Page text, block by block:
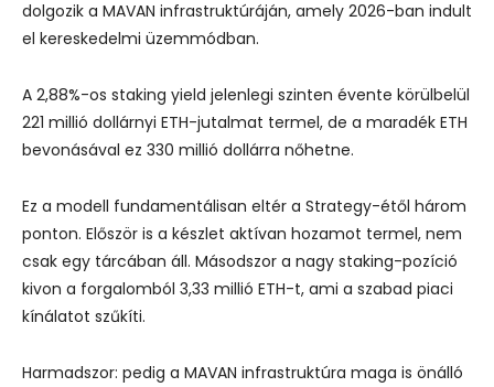
dolgozik a MAVAN infrastruktúráján, amely 2026-ban indult
el kereskedelmi üzemmódban.
A 2,88%-os staking yield jelenlegi szinten évente körülbelül
221 millió dollárnyi ETH-jutalmat termel, de a maradék ETH
bevonásával ez 330 millió dollárra nőhetne.
Ez a modell fundamentálisan eltér a Strategy-étől három
ponton. Először is a készlet aktívan hozamot termel, nem
csak egy tárcában áll. Másodszor a nagy staking-pozíció
kivon a forgalomból 3,33 millió ETH-t, ami a szabad piaci
kínálatot szűkíti.
Harmadszor: pedig a MAVAN infrastruktúra maga is önálló